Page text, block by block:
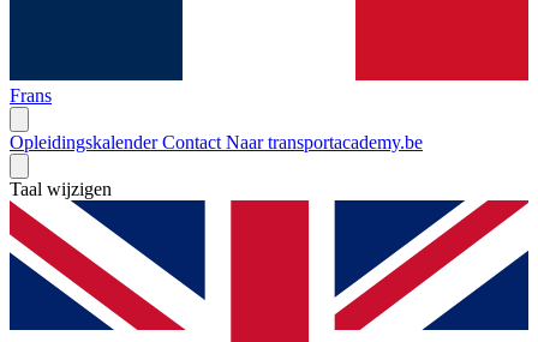
Frans
OpleidingskalenderContact Naar transportacademy.be
Taal wijzigen